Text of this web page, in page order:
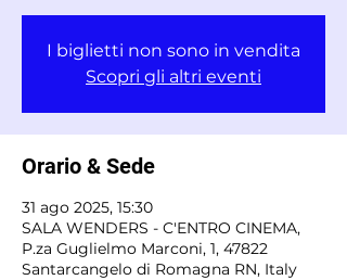
I biglietti non sono in vendita
Scopri gli altri eventi
Orario & Sede
31 ago 2025, 15:30
SALA WENDERS - C'ENTRO CINEMA,
P.za Guglielmo Marconi, 1, 47822
Santarcangelo di Romagna RN, Italy